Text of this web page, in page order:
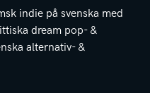
indie på svenska med
dream pop- &
alternativ- &